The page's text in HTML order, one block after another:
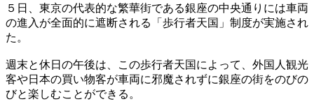
５日、東京の代表的な繁華街である銀座の中央通りには車両
の進入が全面的に遮断される「歩行者天国」制度が実施され
た。
週末と休日の午後は、この歩行者天国によって、外国人観光
客や日本の買い物客が車両に邪魔されずに銀座の街をのびの
びと楽しむことができる。